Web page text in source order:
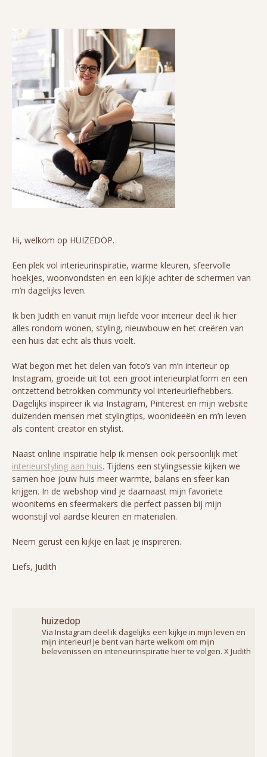
Hi, welkom op HUIZEDOP.
Een plek vol interieurinspiratie, warme kleuren, sfeervolle
hoekjes, woonvondsten en een kijkje achter de schermen van
m’n dagelijks leven.
Ik ben Judith en vanuit mijn liefde voor interieur deel ik hier
alles rondom wonen, styling, nieuwbouw en het creëren van
een huis dat echt als thuis voelt.
Wat begon met het delen van foto’s van m’n interieur op
Instagram, groeide uit tot een groot interieurplatform en een
ontzettend betrokken community vol interieurliefhebbers.
Dagelijks inspireer ik via Instagram, Pinterest en mijn website
duizenden mensen met stylingtips, woonideeën en m’n leven
als content creator en stylist.
Naast online inspiratie help ik mensen ook persoonlijk met
interieurstyling aan huis. Tijdens een stylingsessie kijken we
samen hoe jouw huis meer warmte, balans en sfeer kan
krijgen. In de webshop vind je daarnaast mijn favoriete
woonitems en sfeermakers die perfect passen bij mijn
woonstijl vol aardse kleuren en materialen.
Neem gerust een kijkje en laat je inspireren.
Liefs, Judith
huizedop
Via Instagram deel ik dagelijks een kijkje in mijn leven en
mijn interieur! Je bent van harte welkom om mijn
belevenissen en interieurinspiratie hier te volgen. X Judith